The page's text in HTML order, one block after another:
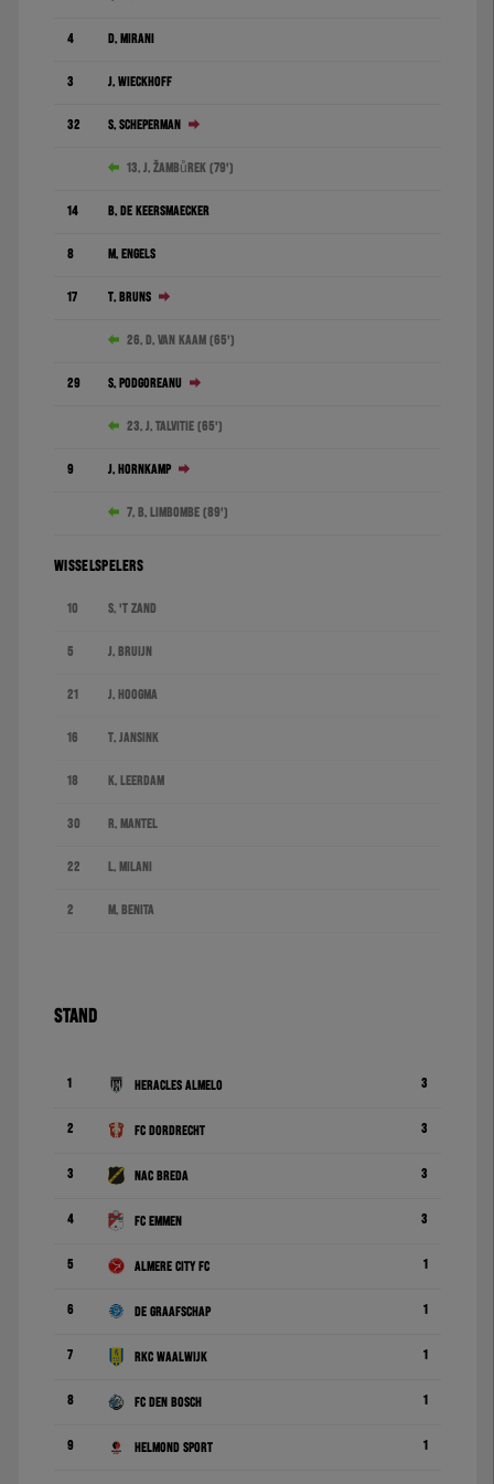
4 D. Mirani
3 J. Wieckhoff
32 S. Scheperman
13. J. Žambůrek (79')
14 B. De Keersmaecker
8 M. Engels
17 T. Bruns
26. D. van Kaam (65')
29 S. Podgoreanu
23. J. Talvitie (65')
9 J. Hornkamp
7. B. Limbombe (89')
WISSELSPELERS
10 S. 't Zand
5 J. Bruijn
21 J. Hoogma
16 T. Jansink
18 K. Leerdam
30 R. Mantel
22 L. Milani
2 M. Benita
STAND
1 Heracles Almelo 3
2 FC Dordrecht 3
3 NAC Breda 3
4 FC Emmen 3
5 Almere City FC 1
6 De Graafschap 1
7 RKC Waalwijk 1
8 FC Den Bosch 1
9 Helmond Sport 1